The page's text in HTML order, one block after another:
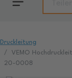
Druckleitung
VEMO
20-0008